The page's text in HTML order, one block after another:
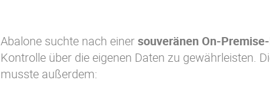
Abalone suchte nach einersouveränen On-
Kontrolle über die eigenen Daten zu gewährleisten.
musste außerdem: